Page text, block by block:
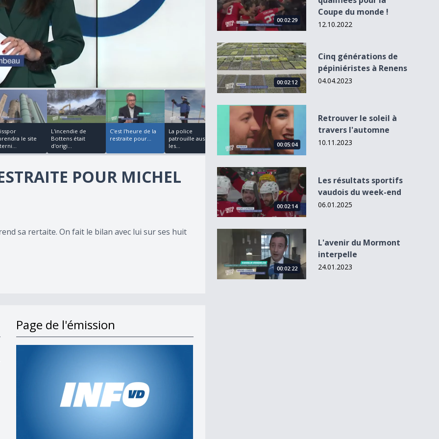
le site
L'incendie de
Bottens était
d'origi...
C'est l'heure de la
restraite pour...
La police
patrouille aussi sur
les...
00:13:29
"Coup de projo"
sur Noam Perakis
POUR MICHEL
sa rertaite. On fait le bilan avec lui sur ses huit
2027
Page de l'émission
00:02:29
Coupe du monde !
12.10.2022
Cinq générations de pépiniéristes à Renens
00:02:12
Cinq générations de
pépiniéristes à Renens
04.04.2023
Retrouver le soleil à travers l&#039;automne
00:05:04
Retrouver le soleil à
travers l'automne
10.11.2023
Les résultats sportifs vaudois du week-end
00:02:14
Les résultats sportifs
vaudois du week-end
06.01.2025
L&#039;avenir du Mormont interpelle
00:02:22
L'avenir du Mormont
interpelle
24.01.2023